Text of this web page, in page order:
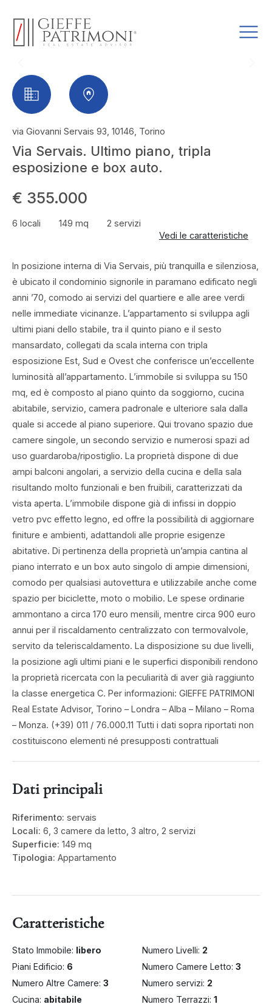
via Giovanni Servais 93, 10146, Torino
Via Servais. Ultimo piano, tripla
esposizione e box auto.
€ 355.000
6 locali 149 mq
2 servizi
Vedi le caratteristiche
In posizione interna di Via Servais, più tranquilla e silenziosa,
è ubicato il condominio signorile in paramano edificato negli
anni ’70, comodo ai servizi del quartiere e alle aree verdi
nelle immediate vicinanze. L’appartamento si sviluppa agli
ultimi piani dello stabile, tra il quinto piano e il sesto
mansardato, collegati da scala interna con tripla
esposizione Est, Sud e Ovest che conferisce un’eccellente
luminosità all’appartamento. L’immobile si sviluppa su 150
mq, ed è composto al piano quinto da soggiorno, cucina
abitabile, servizio, camera padronale e ulteriore sala dalla
quale si accede al piano superiore. Qui trovano spazio due
camere singole, un secondo servizio e numerosi spazi ad
uso guardaroba/ripostiglio. La proprietà dispone di due
ampi balconi angolari, a servizio della cucina e della sala
risultando molto funzionali e ben fruibili, caratterizzati da
vista aperta. L’immobile dispone già di infissi in doppio
vetro pvc effetto legno, ed offre la possibilità di aggiornare
finiture e ambienti, adattandoli alle proprie esigenze
abitative. Di pertinenza della proprietà un’ampia cantina al
piano interrato e un box auto singolo di ampie dimensioni,
comodo per qualsiasi autovettura e utilizzabile anche come
spazio per biciclette, moto o mobilio. Le spese ordinarie
ammontano a circa 170 euro mensili, mentre circa 900 euro
annui per il riscaldamento centralizzato con termovalvole,
servito da teleriscaldamento. La disposizione su due livelli,
la posizione agli ultimi piani e le superfici disponibili rendono
la proprietà ricercata con la peculiarità di aver già raggiunto
la classe energetica C. Per informazioni: GIEFFE PATRIMONI
Real Estate Advisor, Torino – Londra – Alba – Milano – Roma
– Monza. (+39) 011 / 76.000.11 Tutti i dati sopra riportati non
costituiscono elementi né presupposti contrattuali
Dati principali
Riferimento: servais
Locali: 6, 3 camere da letto, 3 altro, 2 servizi
Superficie: 149 mq
Tipologia: Appartamento
Caratteristiche
Stato Immobile: libero Numero Livelli: 2
Piani Edificio: 6 Numero Camere Letto: 3
Numero Altre Camere: 3 Numero servizi: 2
Cucina: abitabile Numero Terrazzi: 1